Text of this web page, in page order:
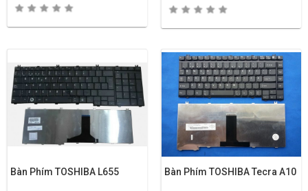
Bàn Phím TOSHIBA L655 Bàn Phím TOSHIBA Tecra A10